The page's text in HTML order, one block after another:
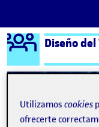
Saltar al contenido
Logo Ágora
Diseño del
Semestre 20242 -
Utilizamoscookies
ofrecerte